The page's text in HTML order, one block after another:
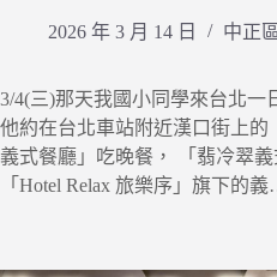
2026 年 3 月 14 日 中正
3/4(三)那天我國小同學來台北一
他約在台北車站附近漢口街上的
義式餐廳」吃晚餐， 「翡冷翠
「Hotel Relax 旅樂序」旗下的